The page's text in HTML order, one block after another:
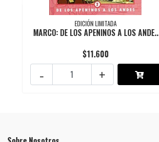
EDICIÓN LIMITADA
MARCO: DE LOS APENINOS A LOS ANDE..
$11.600
+
-